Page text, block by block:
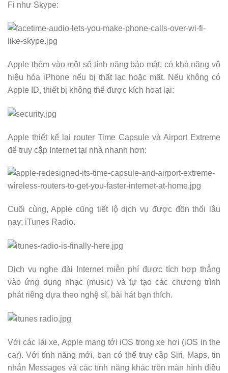
Fi như Skype:
Apple thêm vào một số tính năng bảo mật, có khả năng vô
hiệu hóa iPhone nếu bị thất lạc hoặc mất. Nếu không có
Apple ID, thiết bị không thể được kích hoạt lại:
Apple thiết kế lại router Time Capsule và Airport Extreme
để truy cập Internet tại nhà nhanh hơn:
Cuối cùng, Apple cũng tiết lộ dịch vụ được đồn thổi lâu
nay: iTunes Radio.
Dịch vụ nghe đài Internet miễn phí được tích hợp thẳng
vào ứng dụng nhạc (music) và tự tạo các chương trình
phát riêng dựa theo nghệ sĩ, bài hát bạn thích.
Với các lái xe, Apple mang tới iOS trong xe hơi (iOS in the
car). Với tính năng mới, bạn có thể truy cập Siri, Maps, tin
nhắn Messages và các tính năng khác trên màn hình điều